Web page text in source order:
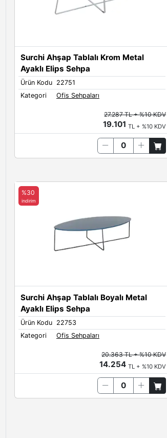
Surchi Ahşap Tablalı Krom Metal
Ayaklı Elips Sehpa
Ürün Kodu
22751
Kategori
Ofis Sehpaları
27.287 TL + %10 KDV
19.101TL + %10 KDV
Surchi Ahşap Tablalı Boyalı Metal
Ayaklı Elips Sehpa
Ürün Kodu
22753
Kategori
Ofis Sehpaları
%30
indirim
20.363 TL + %10 KDV
14.254TL + %10 KDV